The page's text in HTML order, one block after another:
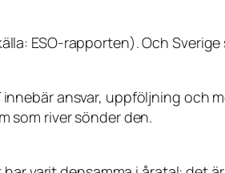
ESO-rapporten). Och
ansvar, uppföljning och
som river sönder den.